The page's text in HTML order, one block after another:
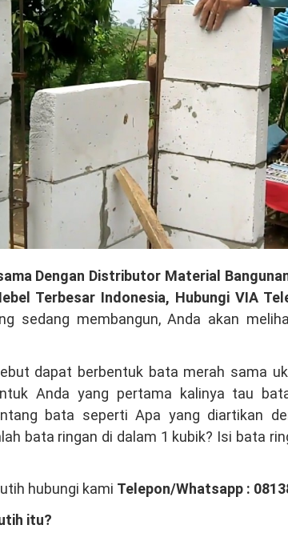
Dengan Distributor Material
Terbesar Indonesia, Hubungi VIA
sedang membangun, Anda akan
dapat berbentuk bata merah sama
Anda yang pertama kalinya tau
bata seperti Apa yang diartikan
bata ringan di dalam 1 kubik? Isi bata
hubungi kami Telepon/Whatsapp :
itu?